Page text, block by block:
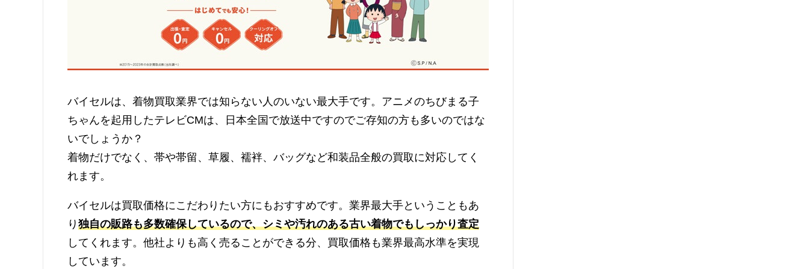
バイセルは、着物買取業界では知らない人のいない最大手です。アニメのちびまる子
ちゃんを起用したテレビCMは、日本全国で放送中ですのでご存知の方も多いのではな
いでしょうか？
着物だけでなく、帯や帯留、草履、襦袢、バッグなど和装品全般の買取に対応してく
れます。
バイセルは買取価格にこだわりたい方にもおすすめです。業界最大手ということもあ
り 独自の販路も多数確保しているので、シミや汚れのある古い着物でもしっかり査定
してくれます。他社よりも高く売ることができる分、買取価格も業界最高水準を実現
しています。